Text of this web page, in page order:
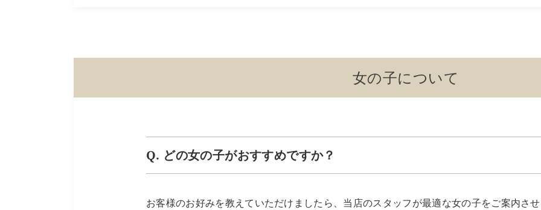
女の子について
Q. どの女の子がおすすめですか？
お客様のお好みを教えていただけましたら、当店のスタッフが最適な女の子をご案内さ